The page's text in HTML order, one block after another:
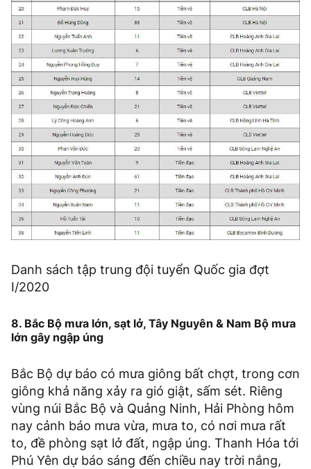
Danh sách tập trung đội tuyển Quốc gia đợt
I/2020
8. Bắc Bộ mưa lớn, sạt lở, Tây Nguyên & Nam Bộ mưa
lớn gây ngập úng
Bắc Bộ dự báo có mưa giông bất chợt, trong cơn
giông khả năng xảy ra gió giật, sấm sét. Riêng
vùng núi Bắc Bộ và Quảng Ninh, Hải Phòng hôm
nay cảnh báo mưa vừa, mưa to, có nơi mưa rất
to, đề phòng sạt lở đất, ngập úng. Thanh Hóa tới
Phú Yên dự báo sáng đến chiều nay trời nắng,